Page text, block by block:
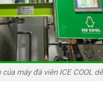
máy đá viên ICE COOL